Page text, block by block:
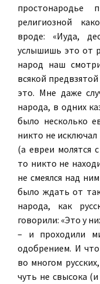
простонародье
религиозной
вроде: «Иуда,
услышишь это от
народ наш
всякой
это. Мне даже
народа, в одних
было несколько
никто не исключал
(а евреи молятся
то никто не
не смеялся над
было ждать от
народа, как
говорили: «Это у
– и проходили
одобрением. И
во многом
чуть не свысока